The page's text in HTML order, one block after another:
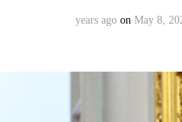
on May 8,